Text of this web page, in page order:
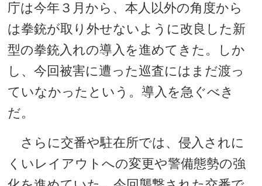
庁は今年３月から、本人以外の角度から
は拳銃が取り外せないように改良した新
型の拳銃入れの導入を進めてきた。しか
し、今回被害に遭った巡査にはまだ渡っ
ていなかったという。導入を急ぐべき
だ。
さらに交番や駐在所では、侵入されに
くいレイアウトへの変更や警備態勢の強